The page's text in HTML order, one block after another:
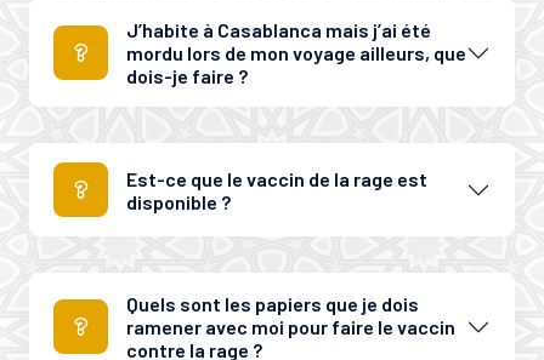
J’habite à Casablanca mais j’ai été
mordu lors de mon voyage ailleurs, que
dois-je faire ?
Est-ce que le vaccin de la rage est
disponible ?
Quels sont les papiers que je dois
ramener avec moi pour faire le vaccin
contre la rage ?